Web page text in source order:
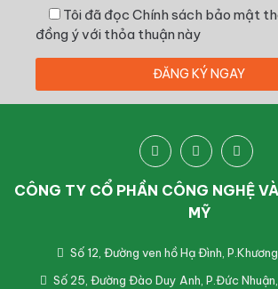
Tôi đã đọc Chính sách bảo mật
đồng ý với thỏa thuận này
CÔNG TY CỔ PHẦN CÔNG NGHỆ
MỸ
Số 12, Đường ven hồ Hạ Đình,
Số 25, Đường Đào Duy Anh, P.Đức Nhuận,